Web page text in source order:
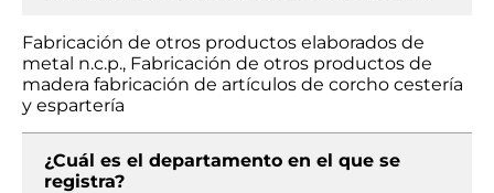
Fabricación de otros productos elaborados de
metal n.c.p., Fabricación de otros productos de
madera fabricación de artículos de corcho cestería
y espartería
¿Cuál es el departamento en el que se
registra?